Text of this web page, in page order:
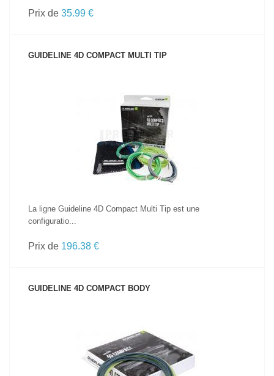
Prix de 35.99 €
GUIDELINE 4D COMPACT MULTI TIP
VOIR LE PRODUIT
La ligne Guideline 4D Compact Multi Tip est une
configuratio...
Prix de 196.38 €
GUIDELINE 4D COMPACT BODY
VOIR LE PRODUIT